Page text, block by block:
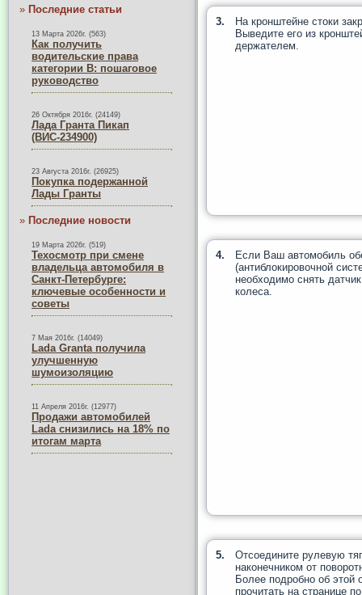
» Последние статьи
13 Марта 2026г. (563)
Как получить
водительские права
категории B: пошаговое
руководство
26 Октября 2016г. (24149)
Лада Гранта Пикап
(ВИС-234900)
23 Августа 2016г. (26925)
Покупка подержанной
Лады Гранты
» Последние новости
19 Марта 2026г. (519)
Техосмотр при смене
владельца автомобиля в
Санкт-Петербурге:
ключевые особенности и
советы
7 Мая 2016г. (14049)
Lada Granta получила
улучшенную
шумоизоляцию
11 Апреля 2016г. (12977)
Продажи автомобилей
Lada снизились на 18% по
итогам марта
3.
На кронштейне стоки
Выведите его из
держателем.
4.
Если Ваш автомобиль
(антиблокировочной
необходимо снять
колеса.
5.
Отсоедините рулевую
наконечником от
Более подробно об этой
прочитать на странице